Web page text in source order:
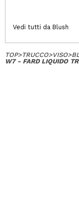
Vedi tutti da Blush
TOP>TRUCCO>VISO>
W7 - FARD LIQUIDO